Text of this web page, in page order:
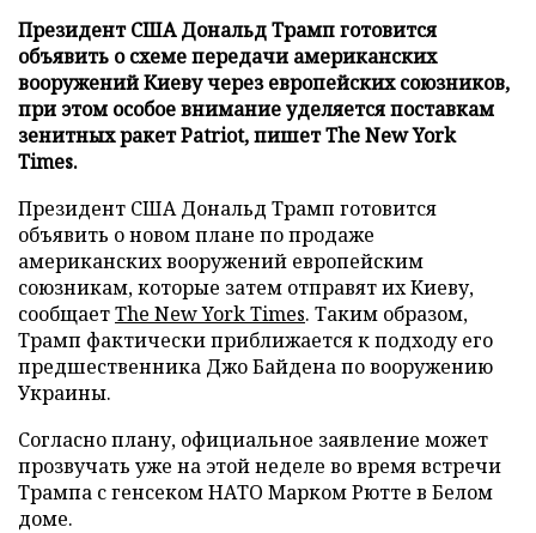
Президент США Дональд Трамп готовится
объявить о схеме передачи американских
вооружений Киеву через европейских союзников,
при этом особое внимание уделяется поставкам
зенитных ракет Patriot, пишет The New York
Times.
Президент США Дональд Трамп готовится
объявить о новом плане по продаже
американских вооружений европейским
союзникам, которые затем отправят их Киеву,
сообщаетThe New York Times. Таким образом,
Трамп фактически приближается к подходу его
предшественника Джо Байдена по вооружению
Украины.
Согласно плану, официальное заявление может
прозвучать уже на этой неделе во время встречи
Трампа с генсеком НАТО Марком Рютте в Белом
доме.